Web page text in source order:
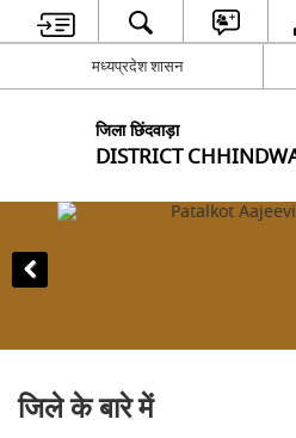
मध्यप्रदेश शासन
जिला छिंदवाड़ा
DISTRICT
जिले के बारे में